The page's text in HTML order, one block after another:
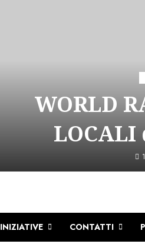
WORLD
LOCALI
INIZIATIVE CONTATTI